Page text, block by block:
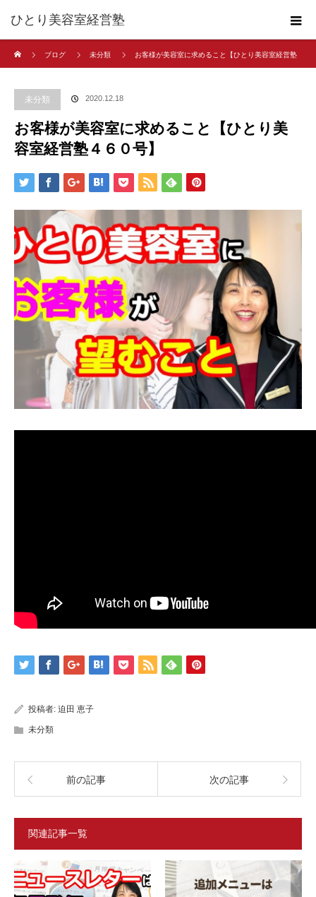
ひとり美容室経営塾
ブログ
未分類 お客様が美容室に求めること【ひとり美容室経営塾
未分類 2020.12.18
お客様が美容室に求めること【ひとり美
容室経営塾４６０号】
投稿者: 迫田 恵子
未分類
前の記事 次の記事
関連記事一覧